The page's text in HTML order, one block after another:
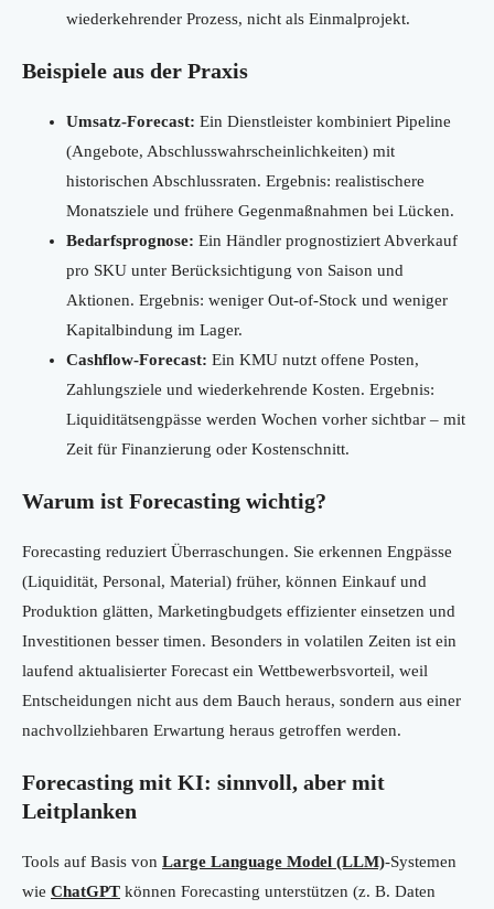
wiederkehrender Prozess, nicht als Einmalprojekt.
Beispiele aus der Praxis
Umsatz-Forecast: Ein Dienstleister kombiniert Pipeline
(Angebote, Abschlusswahrscheinlichkeiten) mit
historischen Abschlussraten. Ergebnis: realistischere
Monatsziele und frühere Gegenmaßnahmen bei Lücken.
Bedarfsprognose: Ein Händler prognostiziert Abverkauf
pro SKU unter Berücksichtigung von Saison und
Aktionen. Ergebnis: weniger Out-of-Stock und weniger
Kapitalbindung im Lager.
Cashflow-Forecast: Ein KMU nutzt offene Posten,
Zahlungsziele und wiederkehrende Kosten. Ergebnis:
Liquiditätsengpässe werden Wochen vorher sichtbar – mit
Zeit für Finanzierung oder Kostenschnitt.
Warum ist Forecasting wichtig?
Forecasting reduziert Überraschungen. Sie erkennen Engpässe
(Liquidität, Personal, Material) früher, können Einkauf und
Produktion glätten, Marketingbudgets effizienter einsetzen und
Investitionen besser timen. Besonders in volatilen Zeiten ist ein
laufend aktualisierter Forecast ein Wettbewerbsvorteil, weil
Entscheidungen nicht aus dem Bauch heraus, sondern aus einer
nachvollziehbaren Erwartung heraus getroffen werden.
Forecasting mit KI: sinnvoll, aber mit
Leitplanken
Tools auf Basis von Large Language Model (LLM)-Systemen
wie ChatGPT können Forecasting unterstützen (z. B. Daten